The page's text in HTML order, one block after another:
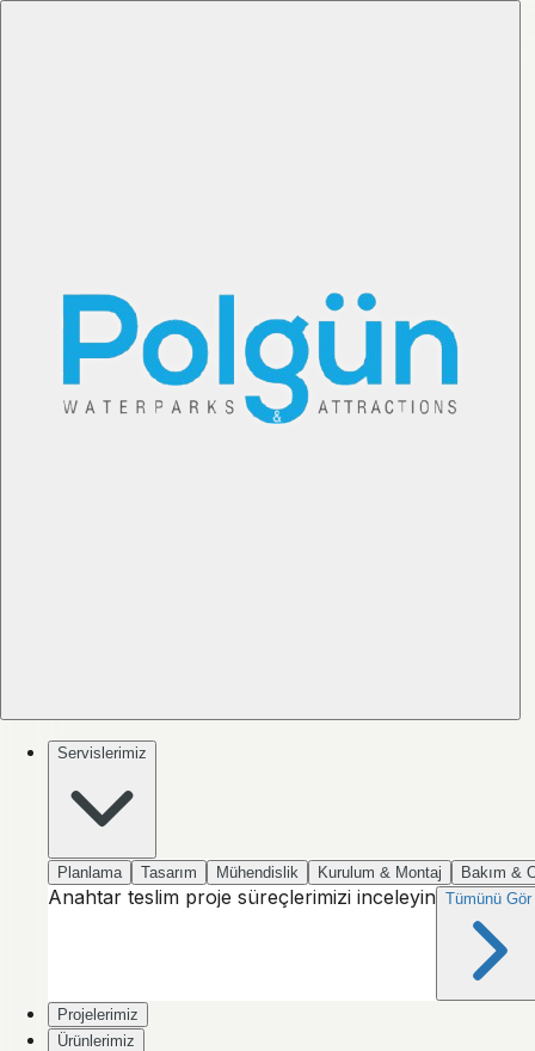
Servislerimiz
Planlama Tasarım Mühendislik Kurulum & Montaj Bakım &
Anahtar teslim proje süreçlerimizi inceleyin Tümünü Gör
Projelerimiz
Ürünlerimiz